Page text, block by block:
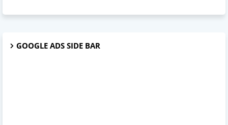
GOOGLE ADS SIDE BAR